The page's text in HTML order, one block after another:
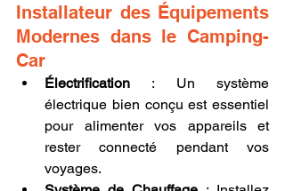
Installateur des Équipements
Modernes dans le Camping-
Car
Électrification : Un système
électrique bien conçu est essentiel
pour alimenter vos appareils et
rester connecté pendant vos
voyages.